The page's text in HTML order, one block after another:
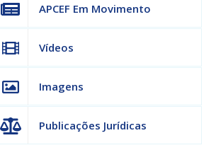
APCEF Em Movimento
Vídeos
Imagens
Publicações Jurídicas